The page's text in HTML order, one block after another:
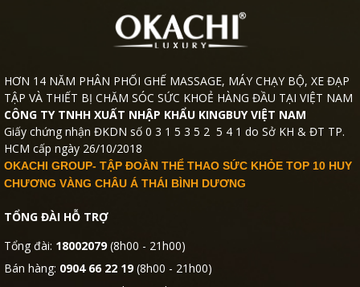
HƠN 14 NĂM PHÂN PHỐI GHẾ MASSAGE, MÁY CHẠY BỘ, XE ĐẠP
TẬP VÀ THIẾT BỊ CHĂM SÓC SỨC KHOẺ HÀNG ĐẦU TẠI VIỆT NAM
CÔNG TY TNHH XUẤT NHẬP KHẨU KINGBUY VIỆT NAM
Giấy chứng nhận ĐKDN số 0 3 1 5 3 5 2 5 4 1 do Sở KH & ĐT TP.
HCM cấp ngày 26/10/2018
OKACHI GROUP- TẬP ĐOÀN THỂ THAO SỨC KHỎE TOP 10 HUY
CHƯƠNG VÀNG CHÂU Á THÁI BÌNH DƯƠNG
TỔNG ĐÀI HỖ TRỢ
Tổng đài: 18002079(8h00 - 21h00)
Bán hàng: 0904 66 22 19(8h00 - 21h00)